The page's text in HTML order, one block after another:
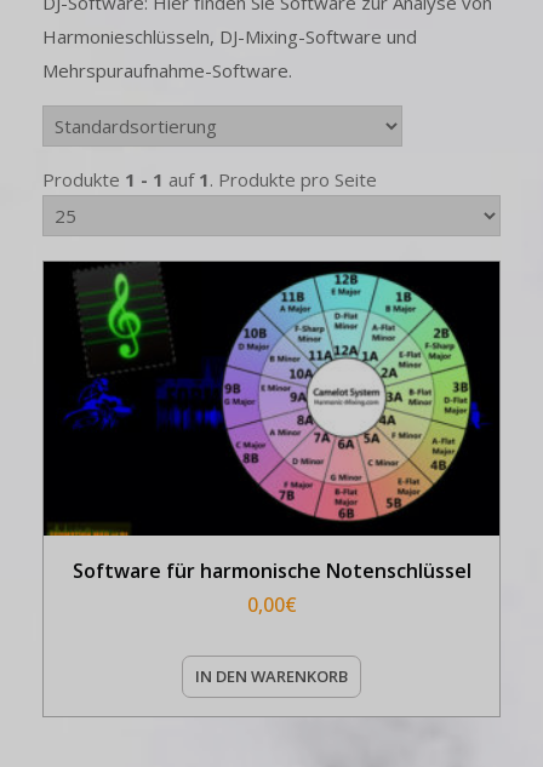
Harmonieschlüsseln, DJ-Mixing-Software und
Mehrspuraufnahme-Software.
Produkte 1 - 1 auf 1. Produkte pro Seite
Software für harmonische Notenschlüssel
0,00€
IN DEN WARENKORB